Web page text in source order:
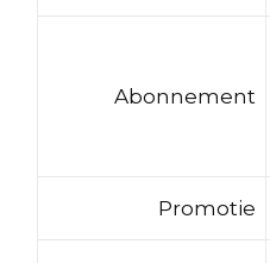
Abonnement
Promotie